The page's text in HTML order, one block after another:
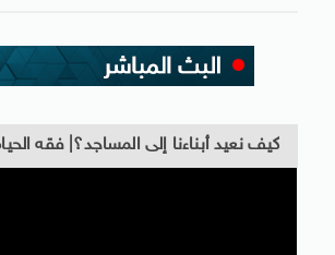
كيف نعيد أبناءنا إلى المساجد؟| فقه